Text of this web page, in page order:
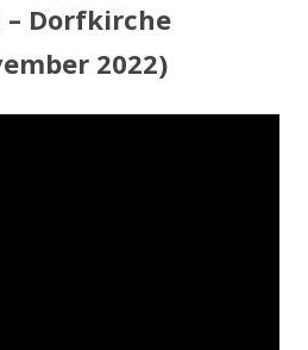
– Dorfkirche
2022)